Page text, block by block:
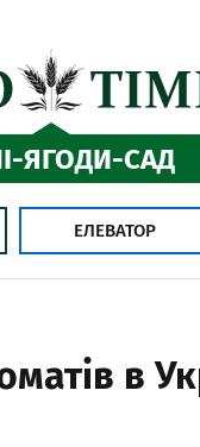
ЯГОДИ-САД
ЕЛЕВАТОР
в